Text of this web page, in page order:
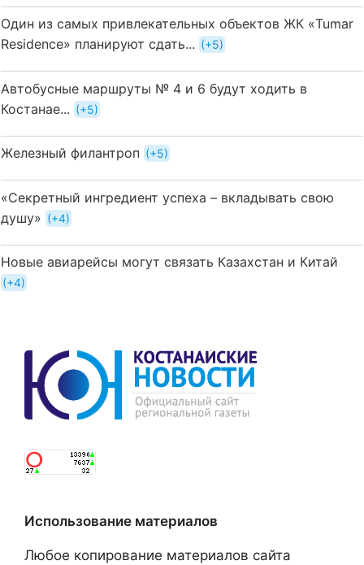
Один из самых привлекательных объектов ЖК «Tumar
Residence» планируют сдать...
+5
Автобусные маршруты № 4 и 6 будут ходить в
Костанае...
+5
Железный филантроп +5
«Секретный ингредиент успеха – вкладывать свою
душу»
+4
Новые авиарейсы могут связать Казахстан и Китай
+4
Использование материалов
Любое копирование материалов сайта